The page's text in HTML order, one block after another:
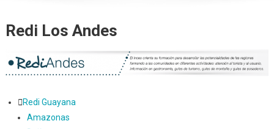
Redi Los Andes
Redi Guayana
Amazonas